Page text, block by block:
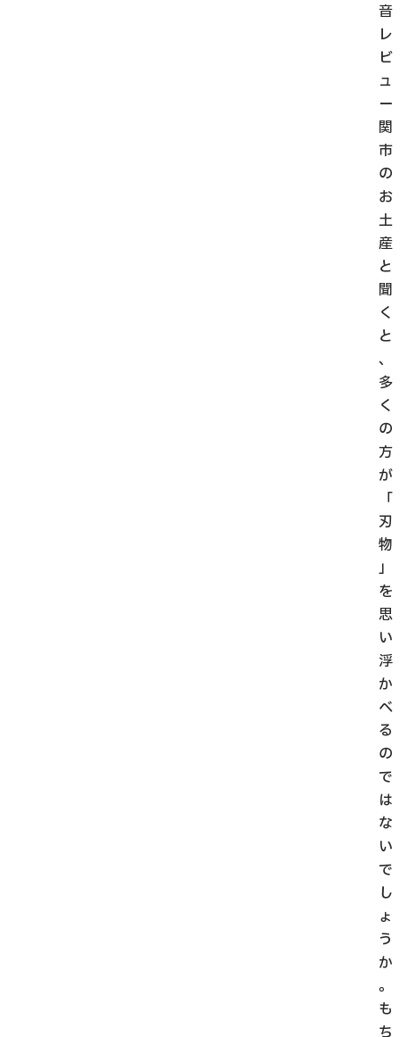
音
レ
ビ
ュ
ー
関
市
の
お
土
産
と
聞
く
と
、
多
く
の
方
が
「
刃
物
」
を
思
い
浮
か
べ
る
の
で
は
な
い
で
し
ょ
う
か
。
も
ち